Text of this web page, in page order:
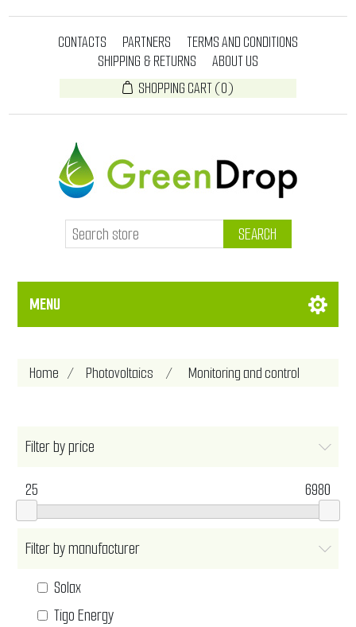
CONTACTS PARTNERS
TERMS AND CONDITIONS
SHIPPING & RETURNS
ABOUT US
SHOPPING CART(0)
SEARCH
MENU
Home / Photovoltaics / Monitoring and control
Filter by price
25
6980
Filter by manufacturer
Solax
Tigo Energy